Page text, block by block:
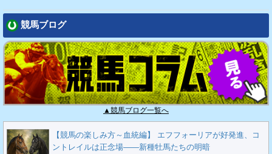
競馬ブログ
▲競馬ブログ一覧へ
【競馬の楽しみ方～血統編】 エフフォーリアが好発進、コ
ントレイルは正念場――新種牡馬たちの明暗